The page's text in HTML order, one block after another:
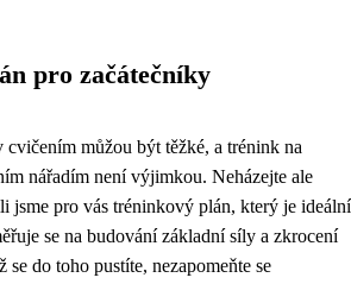
pro začátečníky
můžou být těžké, a trénink na
nářadím není výjimkou. Neházejte ale
jsme pro vás tréninkový plán, který je ideální
se na budování základní síly a zkrocení
se do toho pustíte, nezapomeňte se